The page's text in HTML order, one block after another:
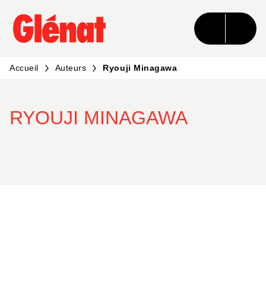
MENU RECHERCHE CONTENU
PIED DE PAGE
Accueil Auteurs Ryouji Minagawa
RYOUJI MINAGAWA